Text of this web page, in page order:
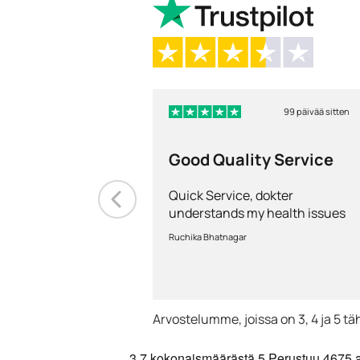
99 päivää sitten
Good Quality Service
Quick Service, dokter
understands my health issues
and good diagnosis
Ruchika Bhatnagar
Arvostelumme, joissa on 3, 4 ja 5